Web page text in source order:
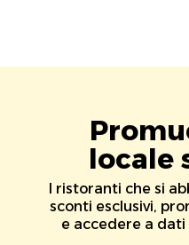
locale
I ristoranti che si
sconti esclusivi,
e accedere a